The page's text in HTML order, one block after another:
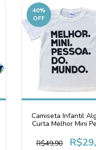
40%
OFF
Camiseta Infantil
Curta Melhor Mini
R$49,90